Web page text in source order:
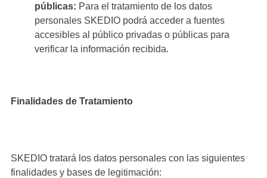
públicas: Para el tratamiento de los datos
personales SKEDIO podrá acceder a fuentes
accesibles al público privadas o públicas para
verificar la información recibida.
Finalidades de Tratamiento
SKEDIO tratará los datos personales con las siguientes
finalidades y bases de legitimación: